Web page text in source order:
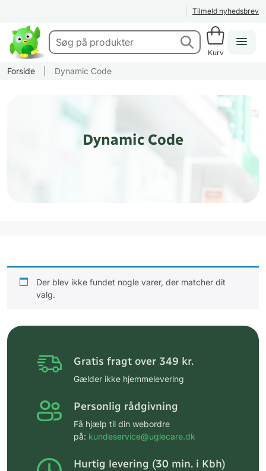
Tilmeld nyhedsbrev
Kurv
Forside Dynamic Code
Dynamic Code
Der blev ikke fundet nogle varer, der matcher dit
valg.
Gratis fragt over 349 kr.
Gælder ikke hjemmelevering
Personlig rådgivning
Få hjælp til din webordre
på: kundeservice@uglecare.dk
Hurtig levering (30 min. i Kbh)